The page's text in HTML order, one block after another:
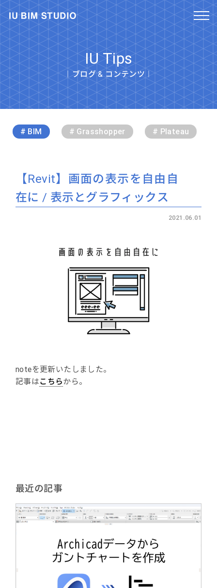
IU Tips
︱ブログ & コンテンツ︱
# BIM # Grasshopper # Plateau
【Revit】画面の表示を自由自
在に / 表示とグラフィックス
2021.06.01
noteを更新いたしました。
記事はこちらから。
最近の記事